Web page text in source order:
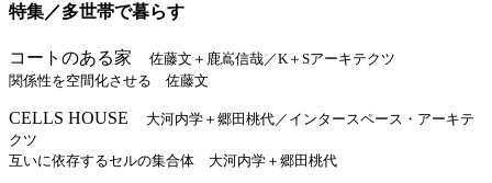
特集／多世帯で暮らす
コートのある家 佐藤文＋鹿嶌信哉／K＋Sアーキテクツ
関係性を空間化させる 佐藤文
CELLS HOUSE
大河内学＋郷田桃代／インタースペース・アーキテ
クツ
互いに依存するセルの集合体 大河内学＋郷田桃代